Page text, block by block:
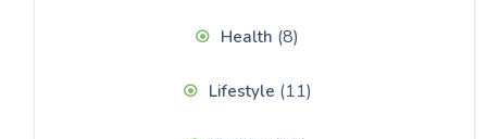
Health (8)
Lifestyle (11)